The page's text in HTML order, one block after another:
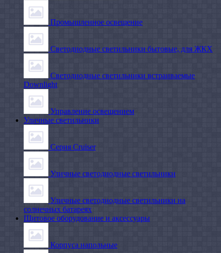
Промышленное освещение
Светодиодные светильники бытовые, для ЖКХ
Светодиодные светильники встраиваемые
Downlight
Управление освещением
Уличные светильники
Серия Cruiser
Уличные светодиодные светильники
Уличные светодиодные светильники на
солнечных батареях
Щитовое оборудование и аксессуары
Корпуса напольные